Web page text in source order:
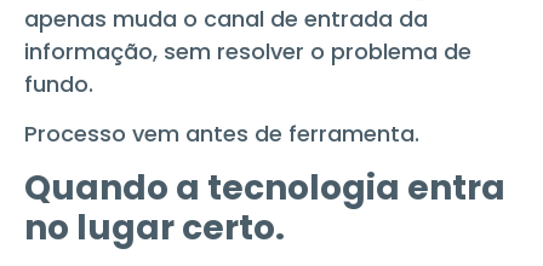
apenas muda o canal de entrada da
informação, sem resolver o problema de
fundo.
Processo vem antes de ferramenta.
Quando a tecnologia entra
no lugar certo.